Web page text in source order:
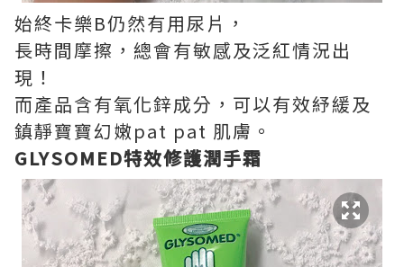
始終卡樂B仍然有用尿片，
長時間摩擦，總會有敏感及泛紅情況出
現！
而產品含有氧化鋅成分，可以有效紓緩及
鎮靜寶寶幻嫩pat pat 肌膚。
GLYSOMED特效修護潤手霜